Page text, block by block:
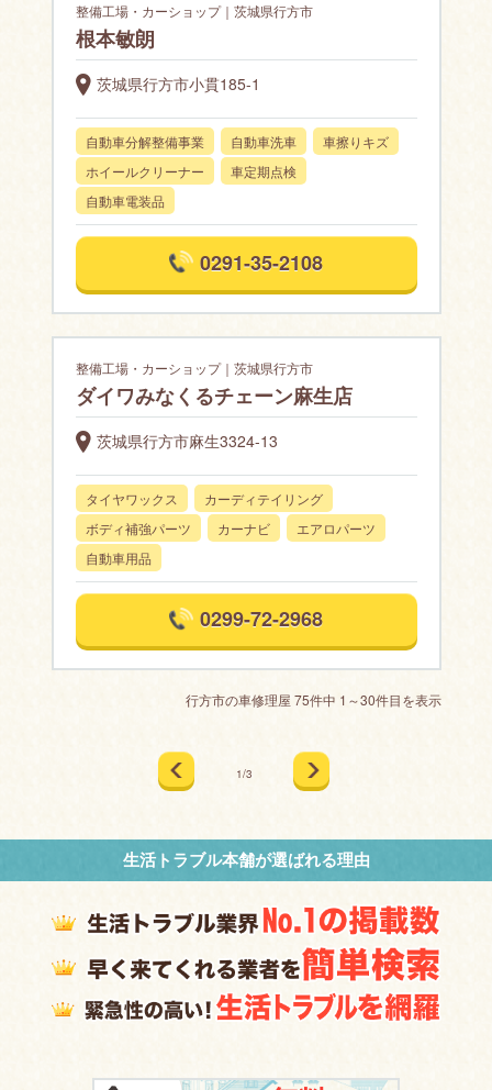
整備工場・カーショップ｜茨城県行方市
根本敏朗
茨城県行方市小貫185-1
自動車分解整備事業 自動車洗車
車擦りキズ
ホイールクリーナー
車定期点検
自動車電装品
0291-35-2108
整備工場・カーショップ｜茨城県行方市
ダイワみなくるチェーン麻生店
茨城県行方市麻生3324-13
タイヤワックス
カーディテイリング
ボディ補強パーツ
カーナビ
エアロパーツ
自動車用品
0299-72-2968
行方市の車修理屋 75件中 1～30件目を表示
1/3
生活トラブル本舗が選ばれる理由